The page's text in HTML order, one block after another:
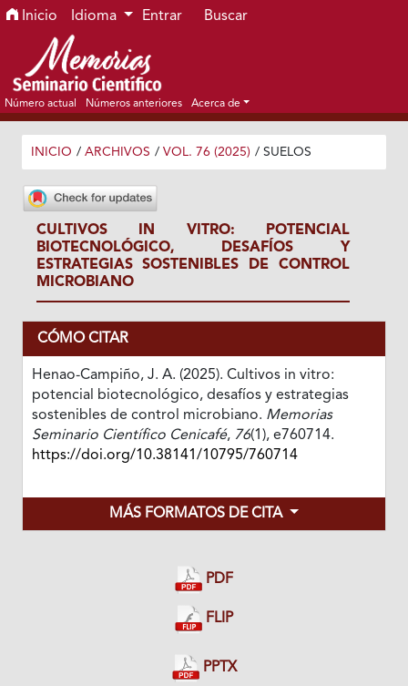
Ir al menú de navegación principal
Ir al contenido principal
Ir al pie de página del sitio
Inicio Idioma Entrar Buscar
Número actual Números anteriores Acerca de
INICIO / ARCHIVOS / VOL. 76 (2025) / SUELOS
CULTIVOS IN VITRO: POTENCIAL
BIOTECNOLÓGICO, DESAFÍOS Y
ESTRATEGIAS SOSTENIBLES DE CONTROL
MICROBIANO
CÓMO CITAR
Henao-Campiño, J. A. (2025). Cultivos in vitro:
potencial biotecnológico, desafíos y estrategias
sostenibles de control microbiano. Memorias
Seminario Científico Cenicafé, 76(1), e760714.
https://doi.org/10.38141/10795/760714
MÁS FORMATOS DE CITA
PDF
FLIP
PPTX